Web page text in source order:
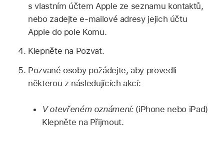
s vlastním účtem Apple ze seznamu kontaktů,
nebo zadejte e‑mailové adresy jejich účtu
Apple do pole Komu.
Klepněte na Pozvat.
Pozvané osoby požádejte, aby provedli
některou z následujících akcí:
V otevřeném oznámení: (iPhone nebo iPad)
Klepněte na Přijmout.